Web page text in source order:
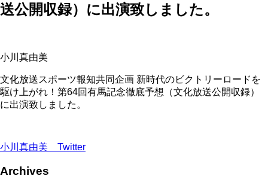
送公開収録）に出演致しました。
小川真由美
文化放送スポーツ報知共同企画 新時代のビクトリーロードを
駆け上がれ！第64回有馬記念徹底予想（文化放送公開収録）
に出演致しました。
小川真由美 Twitter
Archives